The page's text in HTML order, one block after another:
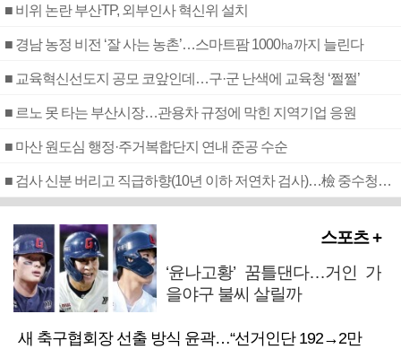
■ 비위 논란 부산TP, 외부인사 혁신위 설치
■ 경남 농정 비전 ‘잘 사는 농촌’…스마트팜 1000㏊까지 늘린다
■ 교육혁신선도지 공모 코앞인데…구·군 난색에 교육청 ‘쩔쩔’
■ 르노 못 타는 부산시장…관용차 규정에 막힌 지역기업 응원
■ 마산 원도심 행정·주거복합단지 연내 준공 수순
■ 검사 신분 버리고 직급하향(10년 이하 저연차 검사)…檢 중수청행 기피
스포츠 +
‘윤나고황’ 꿈틀댄다…거인 가
을야구 불씨 살릴까
새 축구협회장 선출 방식 윤곽…“선거인단 192→2만